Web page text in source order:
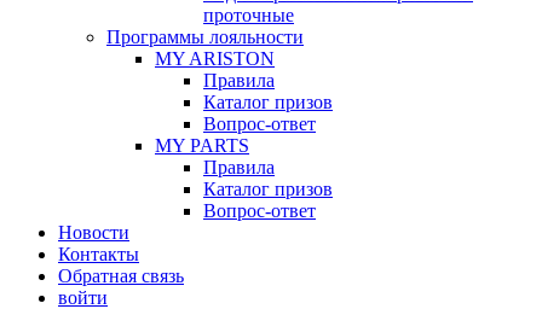
проточные
Программы лояльности
MY ARISTON
Правила
Каталог призов
Вопрос-ответ
MY PARTS
Правила
Каталог призов
Вопрос-ответ
Новости
Контакты
Обратная связь
войти